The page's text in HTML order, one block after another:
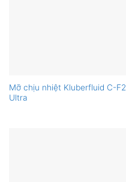
Mỡ chịu nhiệt Kluberfluid C-F2
Ultra